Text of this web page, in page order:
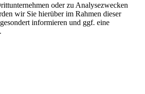
oder zu Analysezwecken
wir Sie hierüber im Rahmen dieser
informieren und ggf. eine